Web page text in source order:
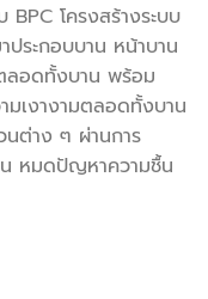
BPC โครงสร้างระบบ
ระกอบบาน หน้าบาน
ลอดทั้งบาน พร้อม
มเงางามตลอดทั้งบาน
นต่าง ๆ ผ่านการ
หมดปัญหาความชื้น